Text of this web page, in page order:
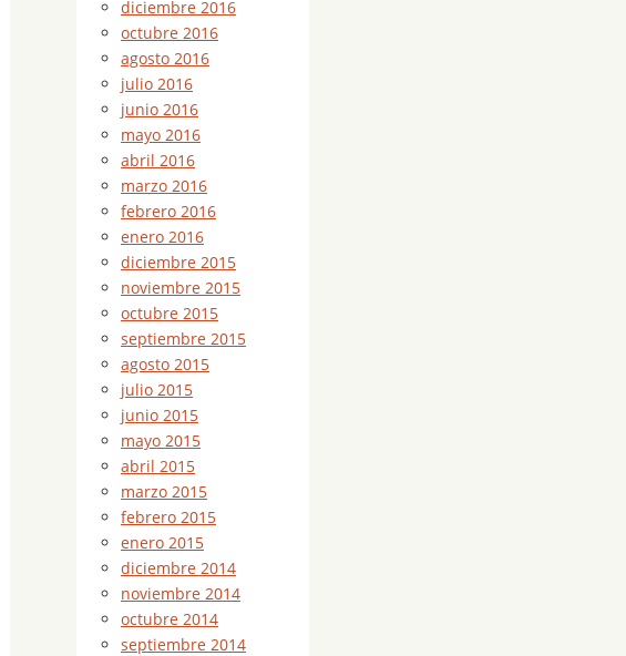
diciembre 2016
octubre 2016
agosto 2016
julio 2016
junio 2016
mayo 2016
abril 2016
marzo 2016
febrero 2016
enero 2016
diciembre 2015
noviembre 2015
octubre 2015
septiembre 2015
agosto 2015
julio 2015
junio 2015
mayo 2015
abril 2015
marzo 2015
febrero 2015
enero 2015
diciembre 2014
noviembre 2014
octubre 2014
septiembre 2014